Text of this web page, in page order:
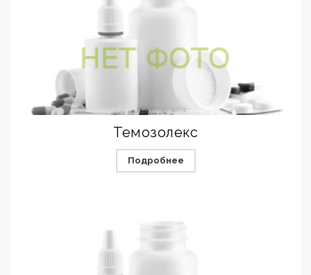
Темозолекс
Подробнее